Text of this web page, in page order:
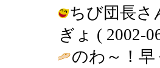
ちび団長さ
ぎょ ( 2002-
のわ～！